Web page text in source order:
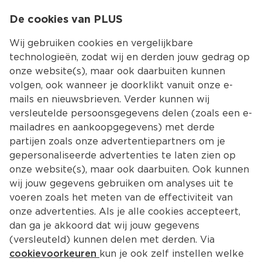
Kies jouw
Terug
Zoekresultaten voor ‘Gourmetten
met vis tijdens Kerst’
De cookies van PLUS
Wij gebruiken cookies en vergelijkbare
technologieën, zodat wij en derden jouw gedrag op
onze website(s), maar ook daarbuiten kunnen
volgen, ook wanneer je doorklikt vanuit onze e-
mails en nieuwsbrieven. Verder kunnen wij
versleutelde persoonsgegevens delen (zoals een e-
mailadres en aankoopgegevens) met derde
partijen zoals onze advertentiepartners om je
gepersonaliseerde advertenties te laten zien op
onze website(s), maar ook daarbuiten. Ook kunnen
wij jouw gegevens gebruiken om analyses uit te
voeren zoals het meten van de effectiviteit van
onze advertenties. Als je alle cookies accepteert,
dan ga je akkoord dat wij jouw gegevens
(versleuteld) kunnen delen met derden. Via
cookievoorkeuren kun je ook zelf instellen welke